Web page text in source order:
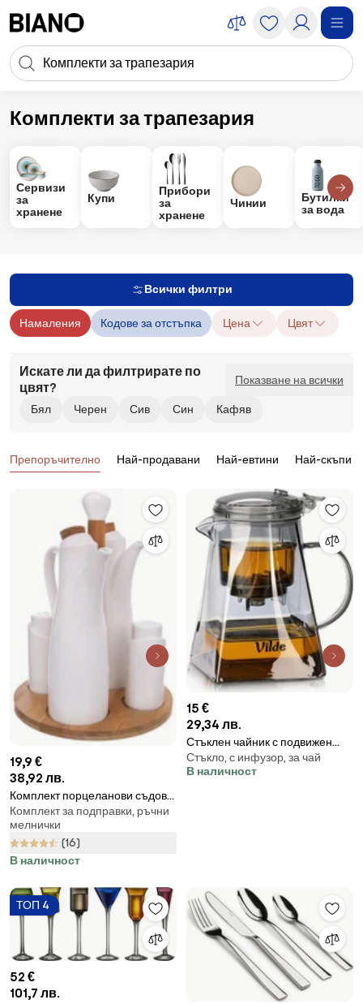
Търсене
Комплекти за трапезария
Аксесоари Аксесоари за кухня Комплекти за трапезария
Сервизи
за
хранене
Купи
Прибори
за
хранене
Чинии
Бутилки
за вода
Всички филтри
Намаления Кодове за отстъпка Цена Цвят
Искате ли да филтрирате по
цвят?
Показване на всички
Бял Черен Сив Син Кафяв
Продукти
Препоръчително Най-продавани Най-евтини Най-скъпи
19,9 €
38,92 лв.
Комплект порцеланови съдове
за подправки и оливерници
Whiteline - Orion
Комплект за подправки, ръчни
мелнички
(16)
В наличност
15 €
29,34 лв.
Стъклен чайник с подвижен
инфузер от неръждаема
стомана, 880мл
Стъкло, с инфузор, за чай
В наличност
ТОП 4
52 €
101,7 лв.